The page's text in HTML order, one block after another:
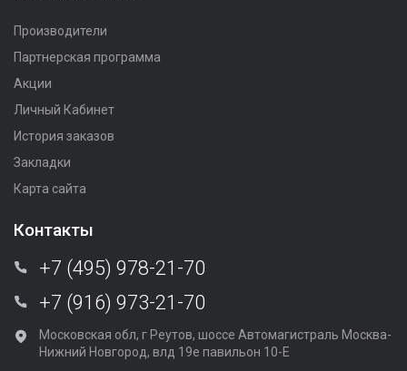
Производители
Партнерская программа
Акции
Личный Кабинет
История заказов
Закладки
Карта сайта
Контакты
+7 (495) 978-21-70
+7 (916) 973-21-70
Московская обл, г Реутов, шоссе Автомагистраль Москва-
Нижний Новгород, влд 19е павильон 10-Е